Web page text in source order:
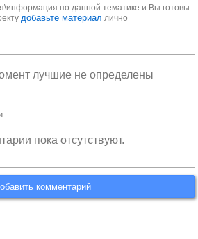
по данной тематике и Вы готовы
добавьте материал лично
лучшие не определены
пока отсутствуют.
комментарий